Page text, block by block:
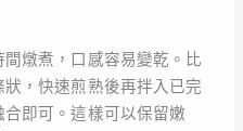
燉煮，口感容易變乾。比
，快速煎熟後再拌入已完
即可。這樣可以保留嫩